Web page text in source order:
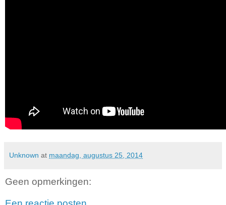
Unknown at maandag, augustus 25, 2014
Geen opmerkingen: